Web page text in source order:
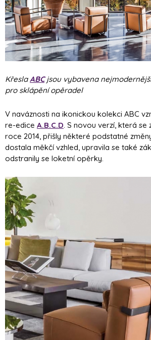
KřeslaABCjsou vybavena
pro sklápění opěradel
V naváznosti na ikonickou kolekci ABC
re-edice A.B.C.D. S novou verzí, která se
roce 2014, přišly některé podstatné
dostala měkčí vzhled, upravila se také
odstranily se loketní opěrky.